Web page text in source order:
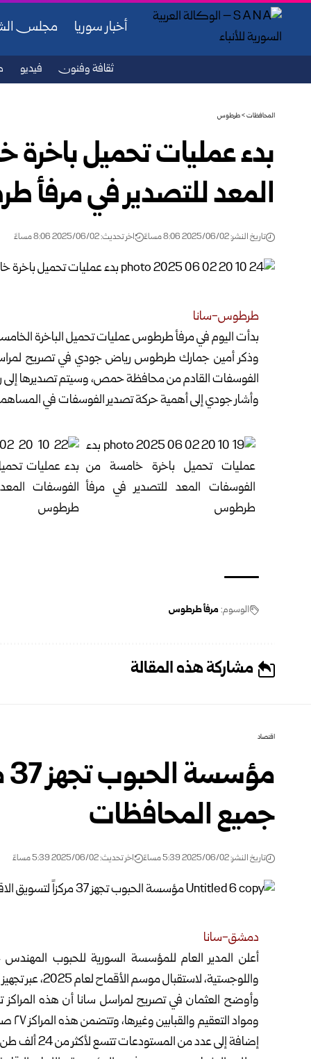
أخبار سوريا مجلس
ثقافة وفنون فيديو
المحافظات>طرطوس
بدء عمليات تحميل
المعد للتصدير في
تاريخ النشر: 2025/06/02 8:06 مساءً اخر تحديث: 2025/06/02 8:06 مساءً
طرطوس-سانا
بدأت اليوم في مرفأ طرطوس عمليات تحميل الباخرة
الفوسفات القادم من محافظة حمص، وسيتم تصديرها إلى
وأشار جودي إلى أهمية حركة تصدير الفوسفات في
الوسوم: مرفأ طرطوس
مشاركة هذه المقالة
اقتصاد
جميع المحافظات
تاريخ النشر: 2025/06/02 5:39 مساءً اخر تحديث: 2025/06/02 5:39 مساءً
دمشق-سانا
أعلن المدير العام للمؤسسة السورية للحبوب
واللوجستية، لاستقبال موسم الأقماح لعام 2025، عبر تجهيز ٣٧ مركزاً، لتسويق الأقماح موزعة على كل المحافظات.
وأوضح العثمان في تصريح لمراسل سانا أن هذه المراكز
إضافة إلى عدد من المستودعات تتسع لأكثر من 24 ألف طن من الأقماح.